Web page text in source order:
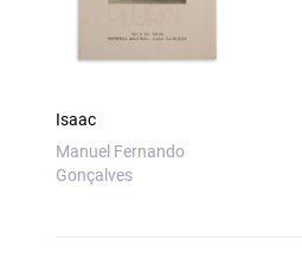
Isaac
Manuel Fernando
Gonçalves